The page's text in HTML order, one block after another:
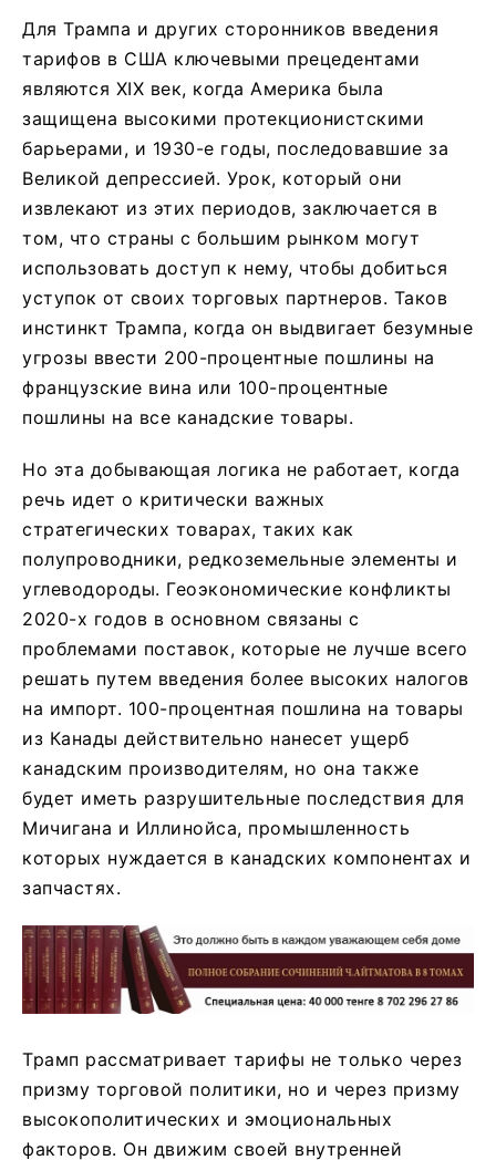
Для Трампа и других сторонников введения
тарифов в США ключевыми прецедентами
являются XIX век, когда Америка была
защищена высокими протекционистскими
барьерами, и 1930-е годы, последовавшие за
Великой депрессией. Урок, который они
извлекают из этих периодов, заключается в
том, что страны с большим рынком могут
использовать доступ к нему, чтобы добиться
уступок от своих торговых партнеров. Таков
инстинкт Трампа, когда он выдвигает безумные
угрозы ввести 200-процентные пошлины на
французские вина или 100-процентные
пошлины на все канадские товары.
Но эта добывающая логика не работает, когда
речь идет о критически важных
стратегических товарах, таких как
полупроводники, редкоземельные элементы и
углеводороды. Геоэкономические конфликты
2020-х годов в основном связаны с
проблемами поставок, которые не лучше всего
решать путем введения более высоких налогов
на импорт. 100-процентная пошлина на товары
из Канады действительно нанесет ущерб
канадским производителям, но она также
будет иметь разрушительные последствия для
Мичигана и Иллинойса, промышленность
которых нуждается в канадских компонентах и
запчастях.
Трамп рассматривает тарифы не только через
призму торговой политики, но и через призму
высокополитических и эмоциональных
факторов. Он движим своей внутренней